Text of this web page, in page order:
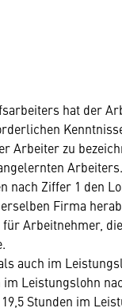
hat der
Arbeiter zu
Arbeiters.
nach Ziffer 1 den
Firma
Arbeitnehmer,
auch im
Leistungslohn
Stunden im